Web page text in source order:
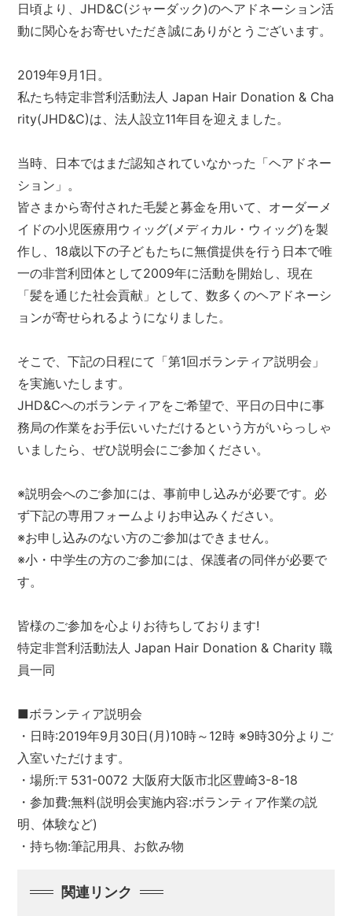
日頃より、JHD&C(ジャーダック)のヘアドネーション活
動に関心をお寄せいただき誠にありがとうございます。
2019年9月1日。
私たち特定非営利活動法人 Japan Hair Donation & Cha
rity(JHD&C)は、法人設立11年目を迎えました。
当時、日本ではまだ認知されていなかった「ヘアドネー
ション」。
皆さまから寄付された毛髪と募金を用いて、オーダーメ
イドの小児医療用ウィッグ(メディカル・ウィッグ)を製
作し、18歳以下の子どもたちに無償提供を行う日本で唯
一の非営利団体として2009年に活動を開始し、現在
「髪を通じた社会貢献」として、数多くのヘアドネーシ
ョンが寄せられるようになりました。
そこで、下記の日程にて「第1回ボランティア説明会」
を実施いたします。
JHD&Cへのボランティアをご希望で、平日の日中に事
務局の作業をお手伝いいただけるという方がいらっしゃ
いましたら、ぜひ説明会にご参加ください。
※説明会へのご参加には、事前申し込みが必要です。必
ず下記の専用フォームよりお申込みください。
※お申し込みのない方のご参加はできません。
※小・中学生の方のご参加には、保護者の同伴が必要で
す。
皆様のご参加を心よりお待ちしております!
特定非営利活動法人 Japan Hair Donation & Charity 職
員一同
■ボランティア説明会
・日時:2019年9月30日(月)10時～12時 ※9時30分よりご
入室いただけます。
・場所:〒531-0072 大阪府大阪市北区豊崎3-8-18
・参加費:無料(説明会実施内容:ボランティア作業の説
明、体験など)
・持ち物:筆記用具、お飲み物
関連リンク